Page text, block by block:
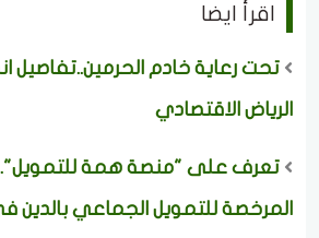
اقرأ ايضا
تحت رعاية خادم الحرمين..تفاصيل
الرياض الاقتصادي
تعرف على "منصة همة
المرخصة للتمويل الجماعي بالدين